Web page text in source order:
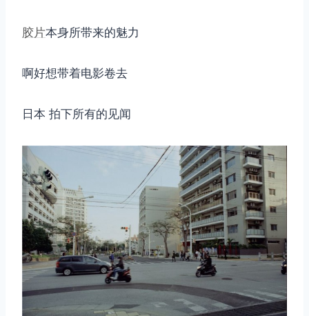
胶片本身所带来的魅力
啊好想带着电影卷去
日本 拍下所有的见闻